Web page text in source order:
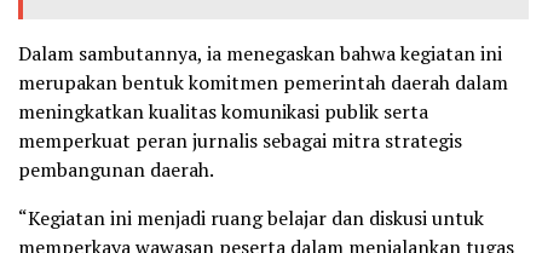
Dalam sambutannya, ia menegaskan bahwa kegiatan ini
merupakan bentuk komitmen pemerintah daerah dalam
meningkatkan kualitas komunikasi publik serta
memperkuat peran jurnalis sebagai mitra strategis
pembangunan daerah.
“Kegiatan ini menjadi ruang belajar dan diskusi untuk
memperkaya wawasan peserta dalam menjalankan tugas